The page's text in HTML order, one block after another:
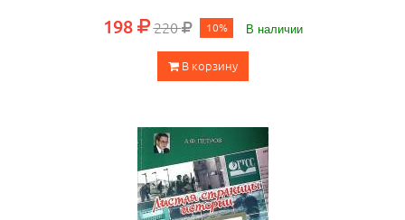
198 220 10% В наличии
В корзину